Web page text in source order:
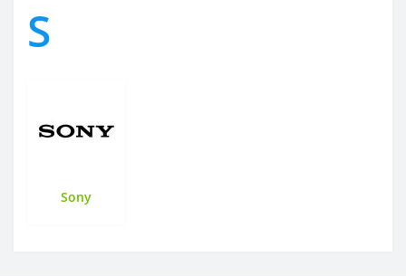
S
Sony